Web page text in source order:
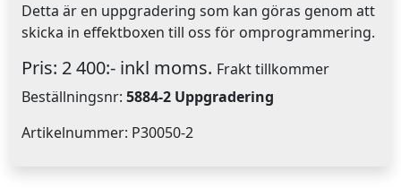
Detta är en uppgradering som kan göras genom att
skicka in effektboxen till oss för omprogrammering.
Pris: 2 400:- inkl moms. Frakt tillkommer
Beställningsnr: 5884-2 Uppgradering
Artikelnummer: P30050-2